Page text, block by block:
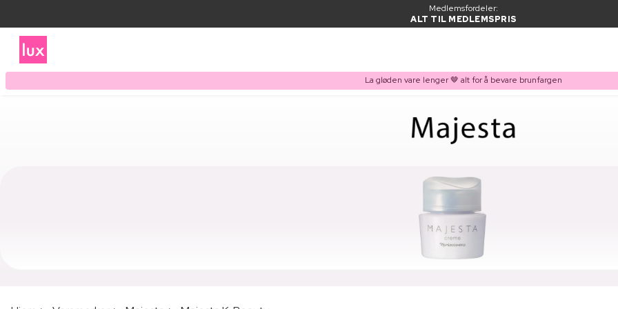
Medlemsfordeler:
ALT TIL MEDLEMSPRIS
La gløden vare lenger 🤎 alt for å bevare brunfargen